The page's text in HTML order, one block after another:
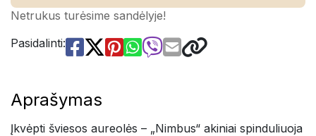
Netrukus turėsime sandėlyje!
Pasidalinti:
Aprašymas
Įkvėpti šviesos aureolės – „Nimbus“ akiniai spinduliuoja